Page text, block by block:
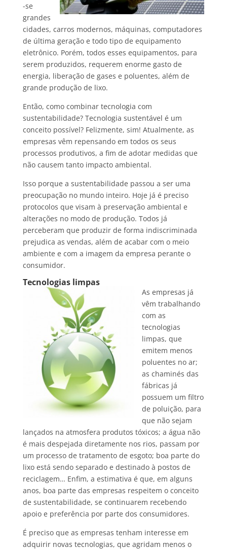
-se
grandes
cidades, carros modernos, máquinas, computadores
de última geração e todo tipo de equipamento
eletrônico. Porém, todos esses equipamentos, para
serem produzidos, requerem enorme gasto de
energia, liberação de gases e poluentes, além de
grande produção de lixo.
Então, como combinar tecnologia com
sustentabilidade? Tecnologia sustentável é um
conceito possível? Felizmente, sim! Atualmente, as
empresas vêm repensando em todos os seus
processos produtivos, a fim de adotar medidas que
não causem tanto impacto ambiental.
Isso porque a sustentabilidade passou a ser uma
preocupação no mundo inteiro. Hoje já é preciso
protocolos que visam à preservação ambiental e
alterações no modo de produção. Todos já
perceberam que produzir de forma indiscriminada
prejudica as vendas, além de acabar com o meio
ambiente e com a imagem da empresa perante o
consumidor.
Tecnologias limpas
As empresas já
vêm trabalhando
com as
tecnologias
limpas, que
emitem menos
poluentes no ar;
as chaminés das
fábricas já
possuem um filtro
de poluição, para
que não sejam
lançados na atmosfera produtos tóxicos; a água não
é mais despejada diretamente nos rios, passam por
um processo de tratamento de esgoto; boa parte do
lixo está sendo separado e destinado à postos de
reciclagem… Enfim, a estimativa é que, em alguns
anos, boa parte das empresas respeitem o conceito
de sustentabilidade, se continuarem recebendo
apoio e preferência por parte dos consumidores.
É preciso que as empresas tenham interesse em
adquirir novas tecnologias, que agridam menos o